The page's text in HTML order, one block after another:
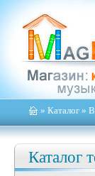
» Каталог »
Каталог